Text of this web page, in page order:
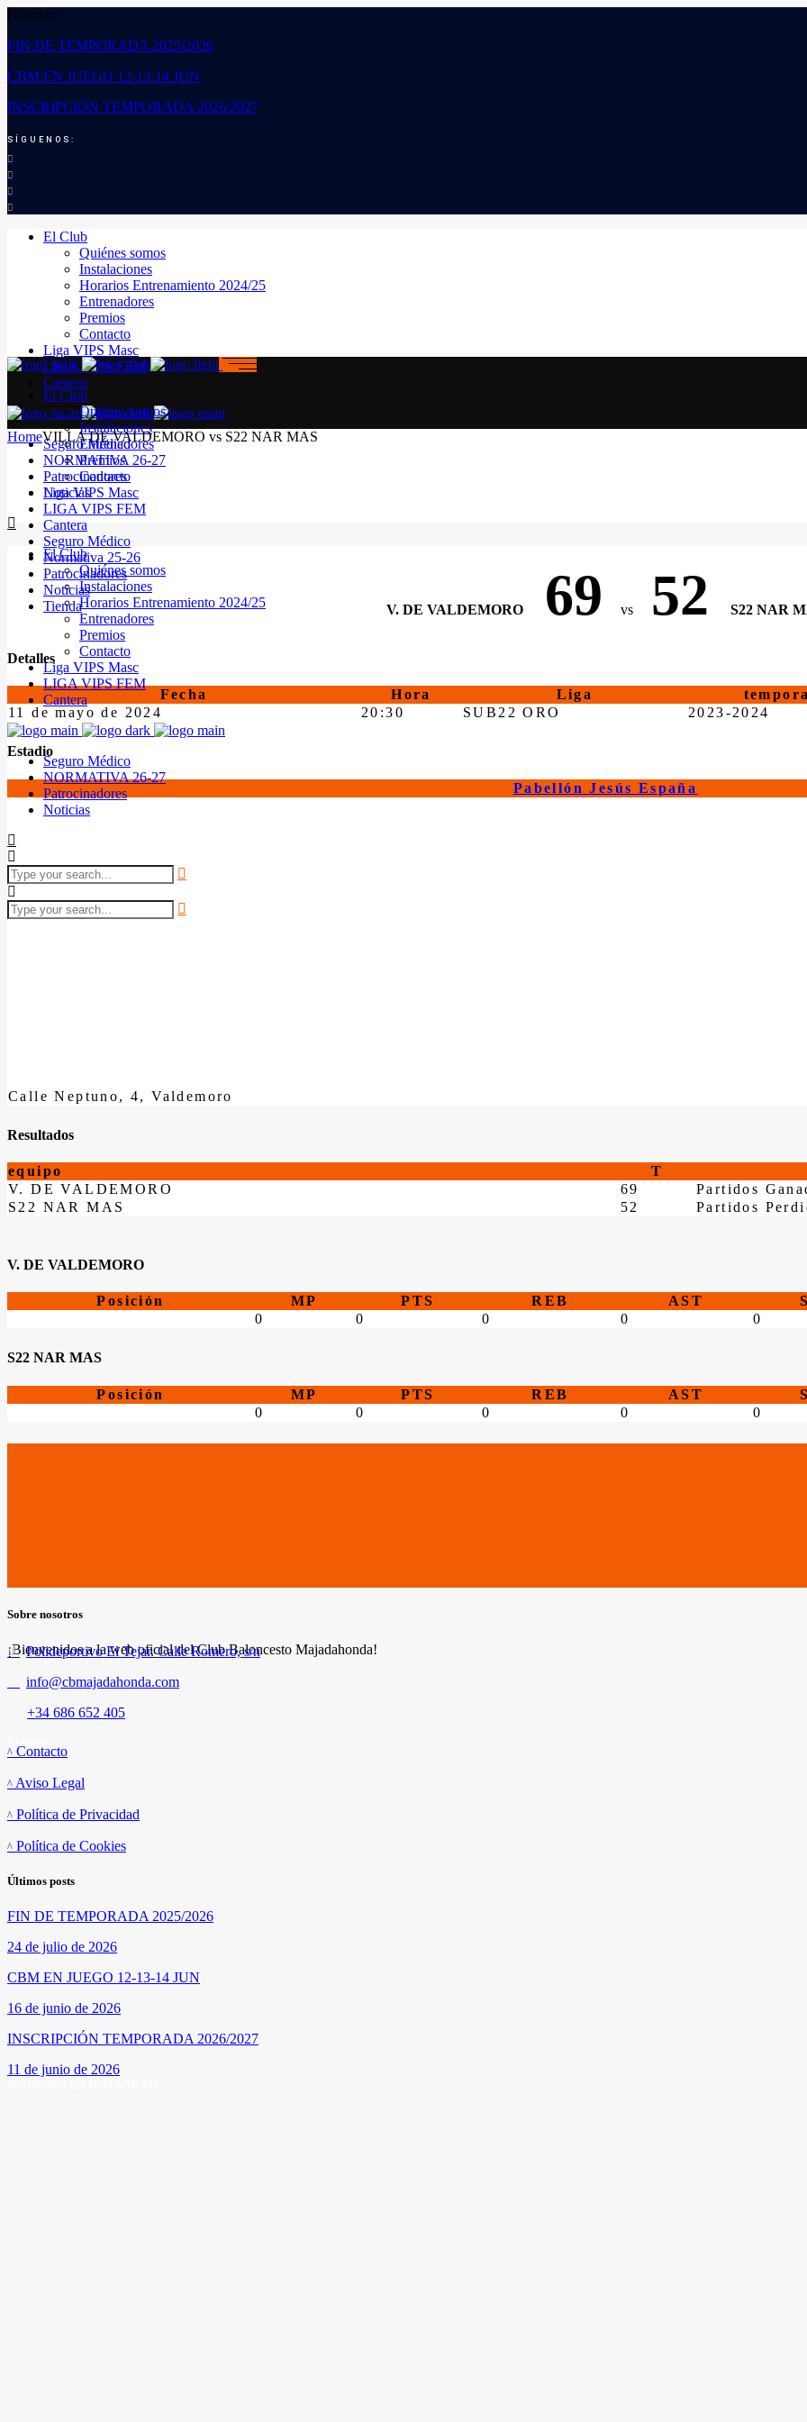
Noticias:
FIN DE TEMPORADA 2025/2026
CBM EN JUEGO 12-13-14 JUN
INSCRIPCIÓN TEMPORADA 2026/2027
SÍGUENOS:
El Club
Quiénes somos
Instalaciones
Horarios Entrenamiento 2024/25
Entrenadores
Premios
Contacto
Liga VIPS Masc
LIGA VIPS FEM
Cantera
Seguro Médico
NORMATIVA 26-27
Patrocinadores
Noticias
El Club
Quiénes somos
Instalaciones
Horarios Entrenamiento 2024/25
Entrenadores
Premios
Contacto
Liga VIPS Masc
LIGA VIPS FEM
Cantera
Seguro Médico
NORMATIVA 26-27
Patrocinadores
Noticias
El Club
Quiénes somos
Instalaciones
Entrenadores
Premios
Contacto
Liga VIPS Masc
LIGA VIPS FEM
Cantera
Seguro Médico
Normativa 25-26
Patrocinadores
Noticias
Tienda
HomeVILLA DE VALDEMORO vs S22 NAR MAS
V. DE VALDEMORO 69 vs 52 S22 NAR
Detalles
Fecha Hora Liga
11 de mayo de 2024
20:30 SUB22 ORO 2023-2024
Estadio
Pabellón Jesús España
Calle Neptuno, 4, Valdemoro
Resultados
equipo T
V. DE VALDEMORO
69
Partidos
S22 NAR MAS
52 Partidos
V. DE VALDEMORO
Posición MP PTS REB AST
0
0 0 0 0
S22 NAR MAS
Posición MP PTS REB AST
0
0 0 0 0
Sobre nosotros
¡Bienvenidos a la web oficial del Club Baloncesto Majadahonda!
Polideportivo El Tejar. Calle Romero, s/n
info@cbmajadahonda.com
+34 686 652 405
Contacto
Aviso Legal
Política de Privacidad
Política de Cookies
Últimos posts
FIN DE TEMPORADA 2025/2026
24 de julio de 2026
CBM EN JUEGO 12-13-14 JUN
16 de junio de 2026
INSCRIPCIÓN TEMPORADA 2026/2027
11 de junio de 2026